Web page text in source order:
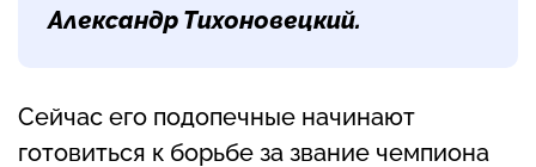
Александр Тихоновецкий.
Сейчас его подопечные начинают
готовиться к борьбе за звание чемпиона